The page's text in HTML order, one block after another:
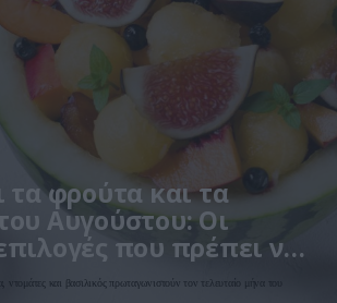
τα φρούτα και τα
Αυγούστου: Οι
που πρέπει να
τραπέζι σας
και βασιλικός πρωταγωνιστούν τον τελευταίο μήνα του